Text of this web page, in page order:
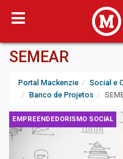
SEMEAR
Portal Mackenzie Social e
Banco de Projetos
EMPREENDEDORISMO SOCIAL